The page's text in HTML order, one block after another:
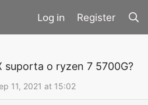
Register
suporta o ryzen 7 5700G?
11, 2021 at 15:02